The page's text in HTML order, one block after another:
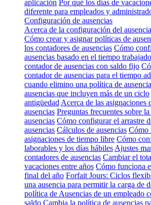
aplicación Por qué los días de
diferente para empleados y
Configuración de ausencias
Acerca de la configuración del
Cómo crear y asignar políticas de
los contadores de ausencias Cómo
ausencias basado en el tiempo trabajado
contador de ausencias con saldo fijo
contador de ausencias para el tiempo
cuando elimino una política de
ausencias que incluyen más de un ciclo
antigüedad Acerca de las asignaciones
ausencias Preguntas frecuentes sobre
ausencias Cómo configurar el arrastre
ausencias Cálculos de ausencias Cómo
asignaciones de tiempo libre Cómo
laborables y los días hábiles Ajustes
contadores de ausencias Cambiar el
vacaciones entre años Cómo funciona
final del año Forfait Jours: Ciclos
una ausencia para permitir la carga de
política de Ausencias de un empleado
saldo Cambia la política de ausencias